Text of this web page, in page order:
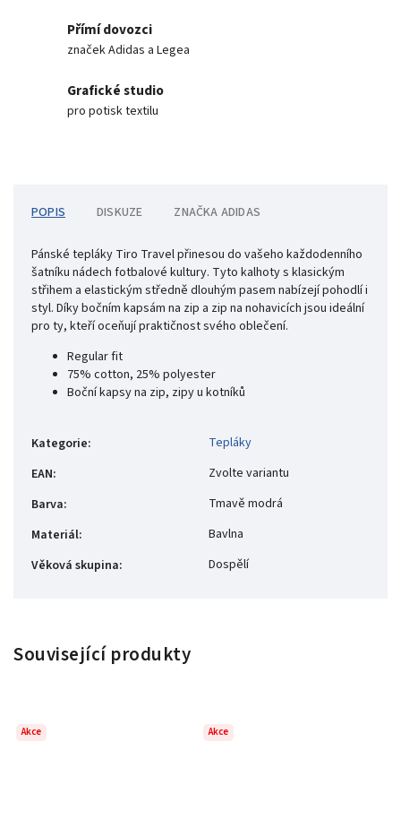
Přímí dovozci
značek Adidas a Legea
Grafické studio
pro potisk textilu
POPIS DISKUZE ZNAČKA ADIDAS
Pánské tepláky Tiro Travel přinesou do vašeho každodenního
šatníku nádech fotbalové kultury. Tyto kalhoty s klasickým
střihem a elastickým středně dlouhým pasem nabízejí pohodlí i
styl. Díky bočním kapsám na zip a zip na nohavicích jsou ideální
pro ty, kteří oceňují praktičnost svého oblečení.
Regular fit
75% cotton, 25% polyester
Boční kapsy na zip, zipy u kotníků
Kategorie:
Tepláky
EAN:
Zvolte variantu
Barva:
Tmavě modrá
Materiál:
Bavlna
Věková skupina: Dospělí
Související produkty
Akce Akce